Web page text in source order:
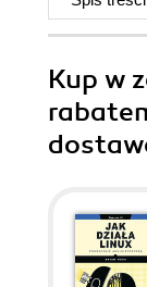
Kup w